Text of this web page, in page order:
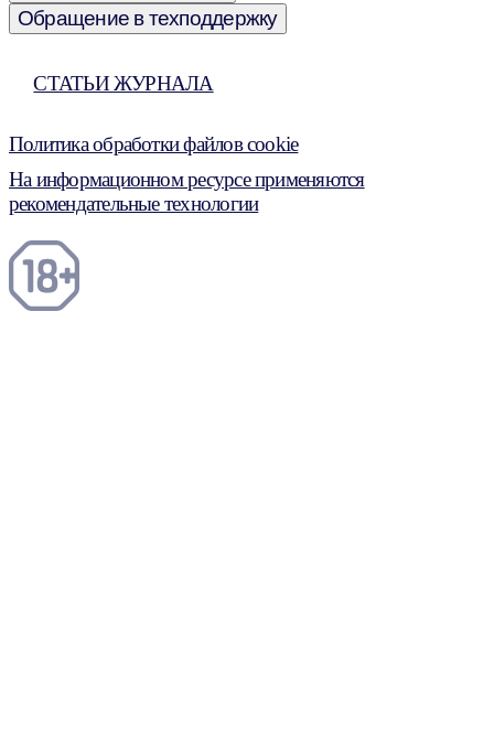
Обращение в техподдержку
СТАТЬИ ЖУРНАЛА
Политика обработки файлов cookie
На информационном ресурсе применяются
рекомендательные технологии